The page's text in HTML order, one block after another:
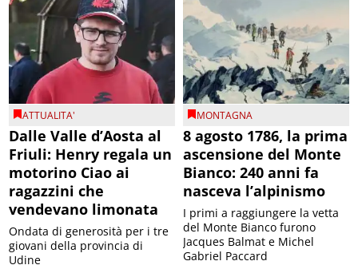
ATTUALITA'
Dalle Valle d’Aosta al
Friuli: Henry regala un
motorino Ciao ai
ragazzini che
vendevano limonata
Ondata di generosità per i tre
giovani della provincia di
Udine
MONTAGNA
8 agosto 1786, la prima
ascensione del Monte
Bianco: 240 anni fa
nasceva l’alpinismo
I primi a raggiungere la vetta
del Monte Bianco furono
Jacques Balmat e Michel
Gabriel Paccard